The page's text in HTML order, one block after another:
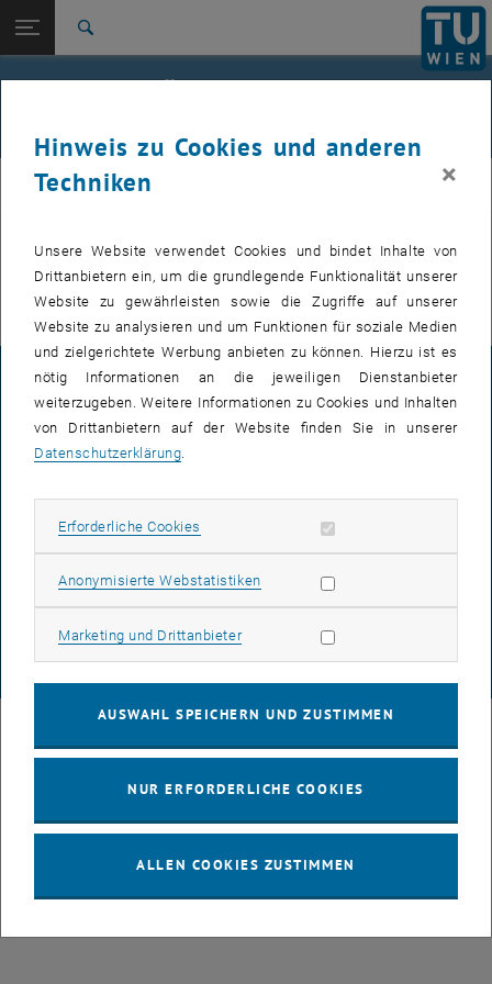
TU Login
Studium
International
Zur 1. Menü Ebene
E330-02-2-Forschungsgruppe Immobilien und Facility
Management
Application
IFM
Please switch to the English version in the top left corner or simply
use thislink.
IMPRESSUM
BARRIEREFREIHEITSERKLÄRUNG
DATENSCHUTZERKLÄRUNG (PDF)
COOKIEEINSTELLUNGEN
Hinweis zu Cookies und anderen
Techniken
×
Unsere Website verwendet Cookies und bindet Inhalte von
Drittanbietern ein, um die grundlegende Funktionalität unserer
Website zu gewährleisten sowie die Zugriffe auf unserer
Website zu analysieren und um Funktionen für soziale Medien
und zielgerichtete Werbung anbieten zu können. Hierzu ist es
nötig Informationen an die jeweiligen Dienstanbieter
weiterzugeben. Weitere Informationen zu Cookies und Inhalten
von Drittanbietern auf der Website finden Sie in unserer
Datenschutzerklärung.
Erforderliche Cookies Erforderliche Cookies zulassen
Anonymisierte WebstatistikenStatistik Cookies zulassen
Marketing und DrittanbieterMarketing Cookies zulassen
AUSWAHL SPEICHERN UND ZUSTIMMEN
NUR ERFORDERLICHE COOKIES
ALLEN COOKIES ZUSTIMMEN